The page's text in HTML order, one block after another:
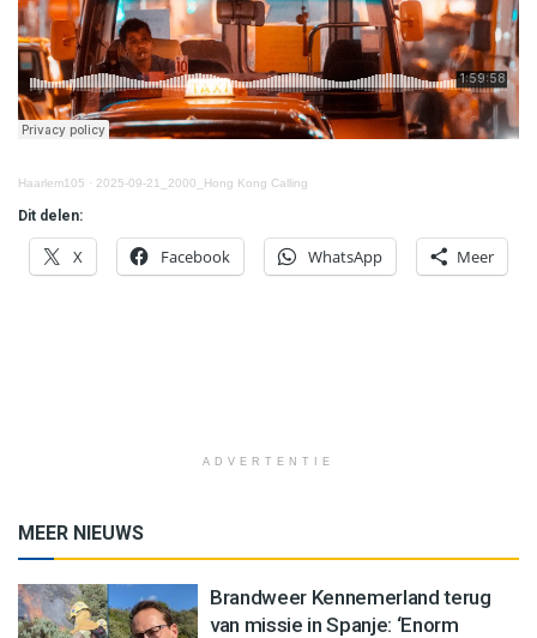
Haarlem105 · 2025-09-21_2000_Hong Kong Calling
Dit delen:
X Facebook WhatsApp Meer
ADVERTENTIE
MEER NIEUWS
Brandweer Kennemerland terug
van missie in Spanje: ‘Enorm